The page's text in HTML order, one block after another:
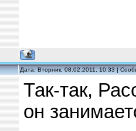
Дата: Вторник, 08.02.2011, 10:33 |
Так-так,
он